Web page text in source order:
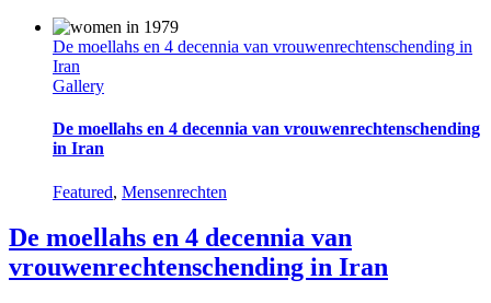
De moellahs en 4 decennia van vrouwenrechtenschending in
Iran
Gallery
De moellahs en 4 decennia van vrouwenrechtenschending
in Iran
Featured, Mensenrechten
De moellahs en 4 decennia van
vrouwenrechtenschending in Iran